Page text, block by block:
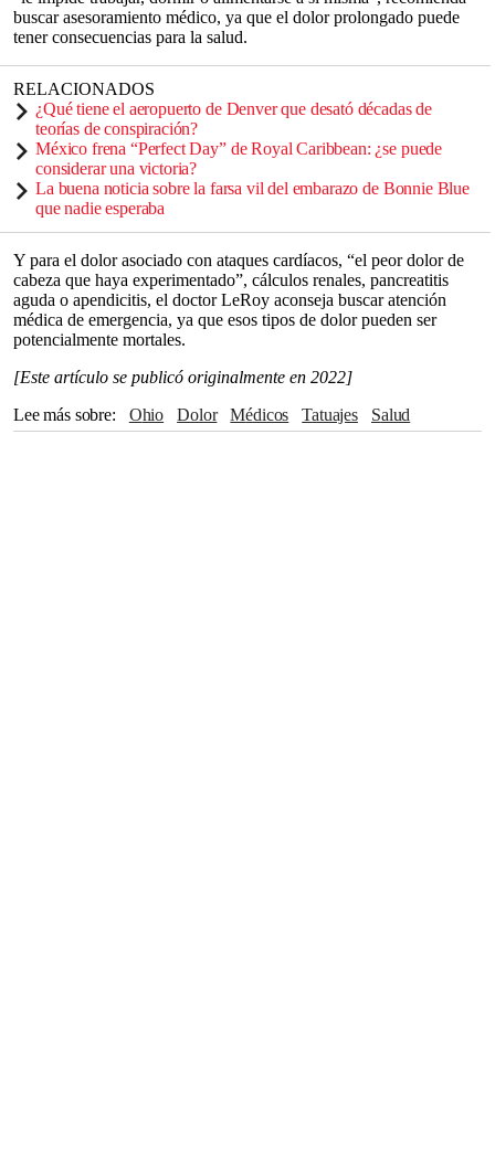
buscar asesoramiento médico, ya que el dolor prolongado puede
tener consecuencias para la salud.
RELACIONADOS
¿Qué tiene el aeropuerto de Denver que desató décadas de
teorías de conspiración?
México frena “Perfect Day” de Royal Caribbean: ¿se puede
considerar una victoria?
La buena noticia sobre la farsa vil del embarazo de Bonnie Blue
que nadie esperaba
Y para el dolor asociado con ataques cardíacos, “el peor dolor de
cabeza que haya experimentado”, cálculos renales, pancreatitis
aguda o apendicitis, el doctor LeRoy aconseja buscar atención
médica de emergencia, ya que esos tipos de dolor pueden ser
potencialmente mortales.
[Este artículo se publicó originalmente en 2022]
Lee más sobre
Ohio Dolor médicos tatuajes
salud